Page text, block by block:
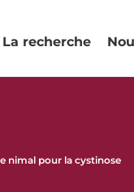
La recherche
nimal pour la cystinose